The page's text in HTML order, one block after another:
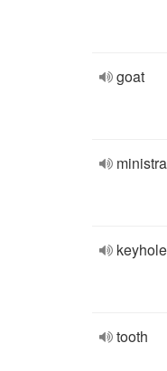
goat
tooth